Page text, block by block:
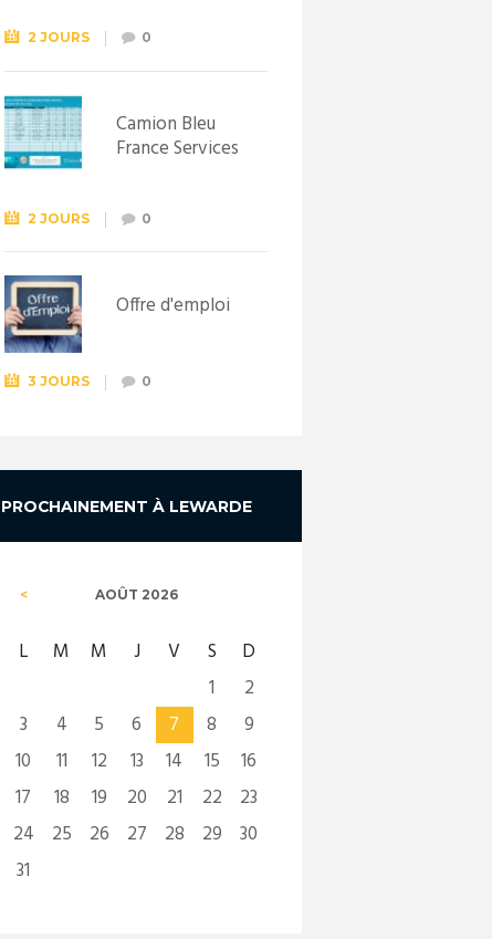
Lewarde, le 26
septembre !
2 JOURS 0
Camion Bleu
France Services
2 JOURS 0
Offre d'emploi
3 JOURS 0
PROCHAINEMENT À LEWARDE
AOÛT 2026
L M M J V S
D
1
2
3
4 5 6 7 8
9
10
11 12 13 14 15
16
17
18 19 20 21 22
23
24
25 26 27 28 29
30
31